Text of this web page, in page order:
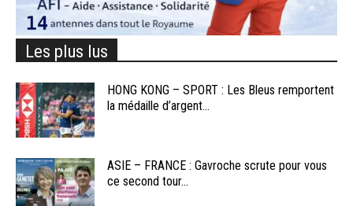
Les plus lus
HONG KONG – SPORT : Les Bleus remportent
la médaille d’argent...
ASIE – FRANCE : Gavroche scrute pour vous
ce second tour...